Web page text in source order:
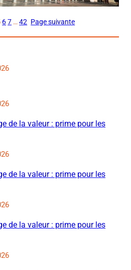
67 … 42 Page suivante
de la valeur : prime pour les
de la valeur : prime pour les
de la valeur : prime pour les